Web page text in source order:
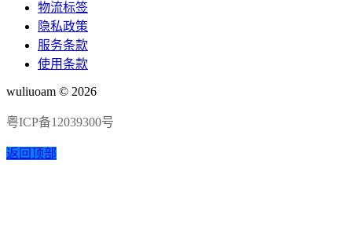
物流标签
隐私政策
服务条款
使用条款
wuliuoam © 2026
粤ICP备12039300号
返回顶部